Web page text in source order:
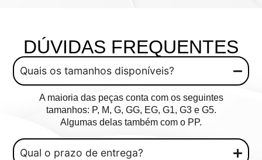
DÚVIDAS FREQUENTES
Quais os tamanhos disponíveis?
A maioria das peças conta com os seguintes
tamanhos: P, M, G, GG, EG, G1, G3 e G5.
Algumas delas também com o PP.
Qual o prazo de entrega?